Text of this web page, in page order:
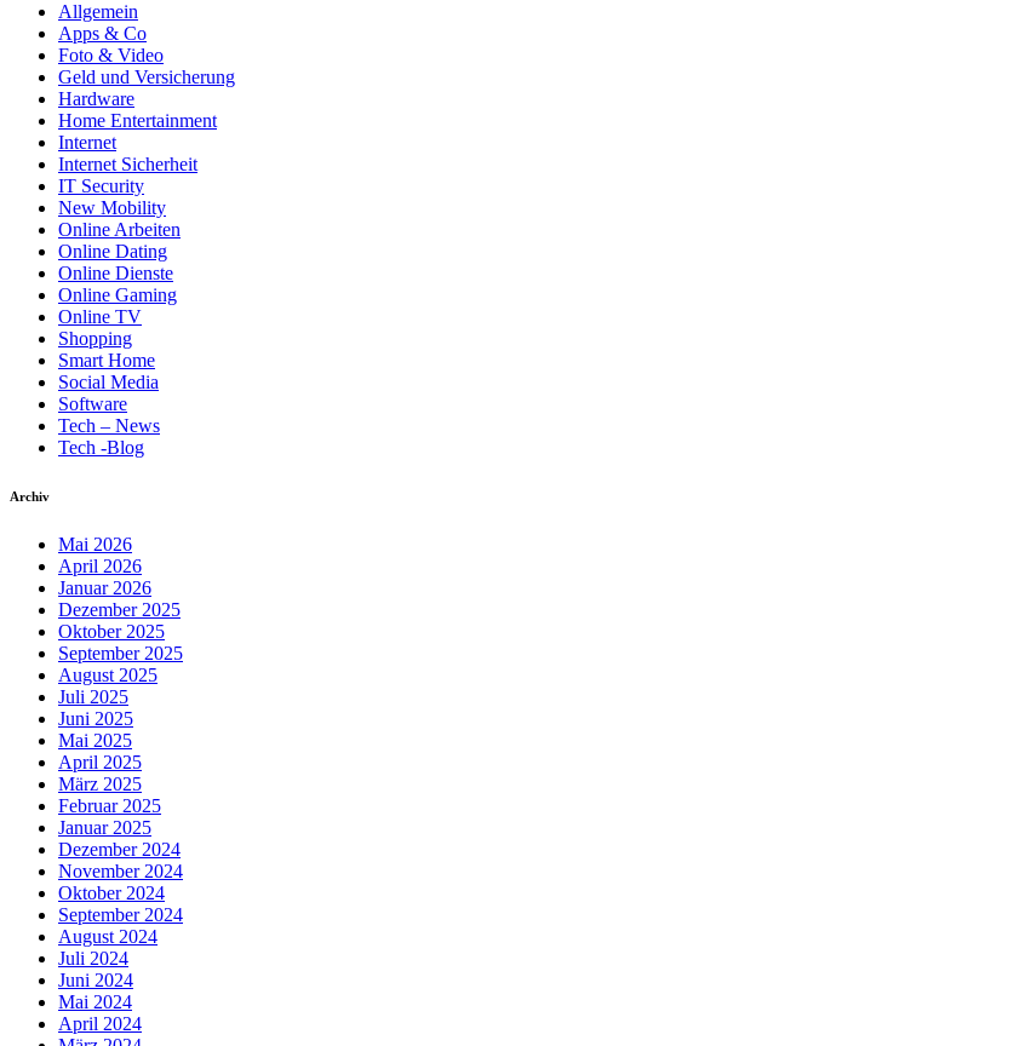
Allgemein
Apps & Co
Foto & Video
Geld und Versicherung
Hardware
Home Entertainment
Internet
Internet Sicherheit
IT Security
New Mobility
Online Arbeiten
Online Dating
Online Dienste
Online Gaming
Online TV
Shopping
Smart Home
Social Media
Software
Tech – News
Tech -Blog
Archiv
Mai 2026
April 2026
Januar 2026
Dezember 2025
Oktober 2025
September 2025
August 2025
Juli 2025
Juni 2025
Mai 2025
April 2025
März 2025
Februar 2025
Januar 2025
Dezember 2024
November 2024
Oktober 2024
September 2024
August 2024
Juli 2024
Juni 2024
Mai 2024
April 2024